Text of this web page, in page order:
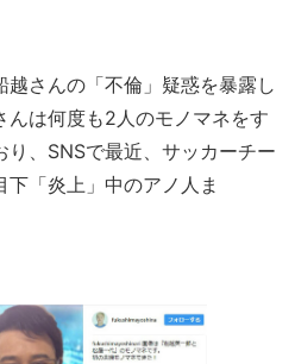
さんの「不倫」疑惑を暴露し
んは何度も2人のモノマネをす
り、SNSで最近、サッカーチー
「炎上」中のアノ人ま